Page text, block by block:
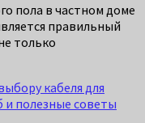
пола в частном доме
правильный
только
кабеля для
полезные советы